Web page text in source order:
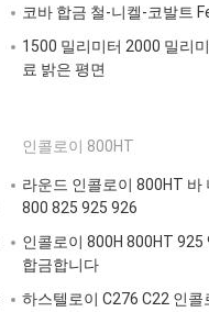
코바 합금 철-니켈-코발트
1500 밀리미터 2000 밀리
료 밝은 평면
인콜로이 800HT
라운드 인콜로이 800HT
800 825 925 926
인콜로이 800H 800HT
합금합니다
하스텔로이 C276 C22 인